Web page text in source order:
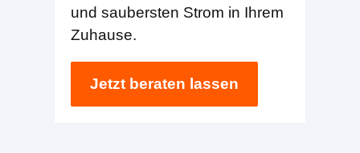
und saubersten Strom in Ihrem
Zuhause.
Jetzt beraten lassen